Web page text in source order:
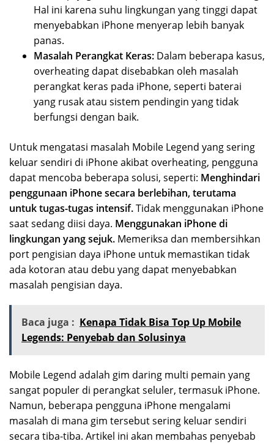
Hal ini karena suhu lingkungan yang tinggi dapat
menyebabkan iPhone menyerap lebih banyak
panas.
Masalah Perangkat Keras: Dalam beberapa kasus,
overheating dapat disebabkan oleh masalah
perangkat keras pada iPhone, seperti baterai
yang rusak atau sistem pendingin yang tidak
berfungsi dengan baik.
Untuk mengatasi masalah Mobile Legend yang sering
keluar sendiri di iPhone akibat overheating, pengguna
dapat mencoba beberapa solusi, seperti: Menghindari
penggunaan iPhone secara berlebihan, terutama
untuk tugas-tugas intensif.Tidak menggunakan iPhone
saat sedang diisi daya. Menggunakan iPhone di
lingkungan yang sejuk. Memeriksa dan membersihkan
port pengisian daya iPhone untuk memastikan tidak
ada kotoran atau debu yang dapat menyebabkan
masalah pengisian daya.
Baca juga : Kenapa Tidak Bisa Top Up Mobile
Legends: Penyebab dan Solusinya
Mobile Legend adalah gim daring multi pemain yang
sangat populer di perangkat seluler, termasuk iPhone.
Namun, beberapa pengguna iPhone mengalami
masalah di mana gim tersebut sering keluar sendiri
secara tiba-tiba. Artikel ini akan membahas penyebab